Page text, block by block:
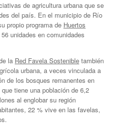
de agricultura urbana que se
del país. En el municipio de Río
propio programa de Huertos
unidades en comunidades
la Red Favela Sostenible también
urbana, a veces vinculada a
de los bosques remanentes en
tiene una población de 6,2
al englobar su región
22 % vive en las favelas,